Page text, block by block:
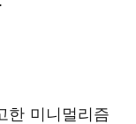
한 미니멀리즘